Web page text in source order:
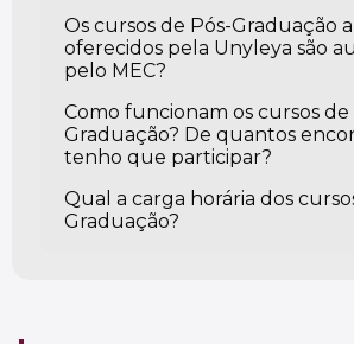
Os cursos de Pós-Graduação
oferecidos pela Unyleya são
pelo MEC?
Como funcionam os cursos de
Graduação? De quantos
tenho que participar?
Qual a carga horária dos
Graduação?